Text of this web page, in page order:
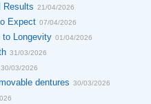
Results 21/04/2026
Expect 07/04/2026
to Longevity 01/04/2026
31/03/2026
30/03/2026
dentures 30/03/2026